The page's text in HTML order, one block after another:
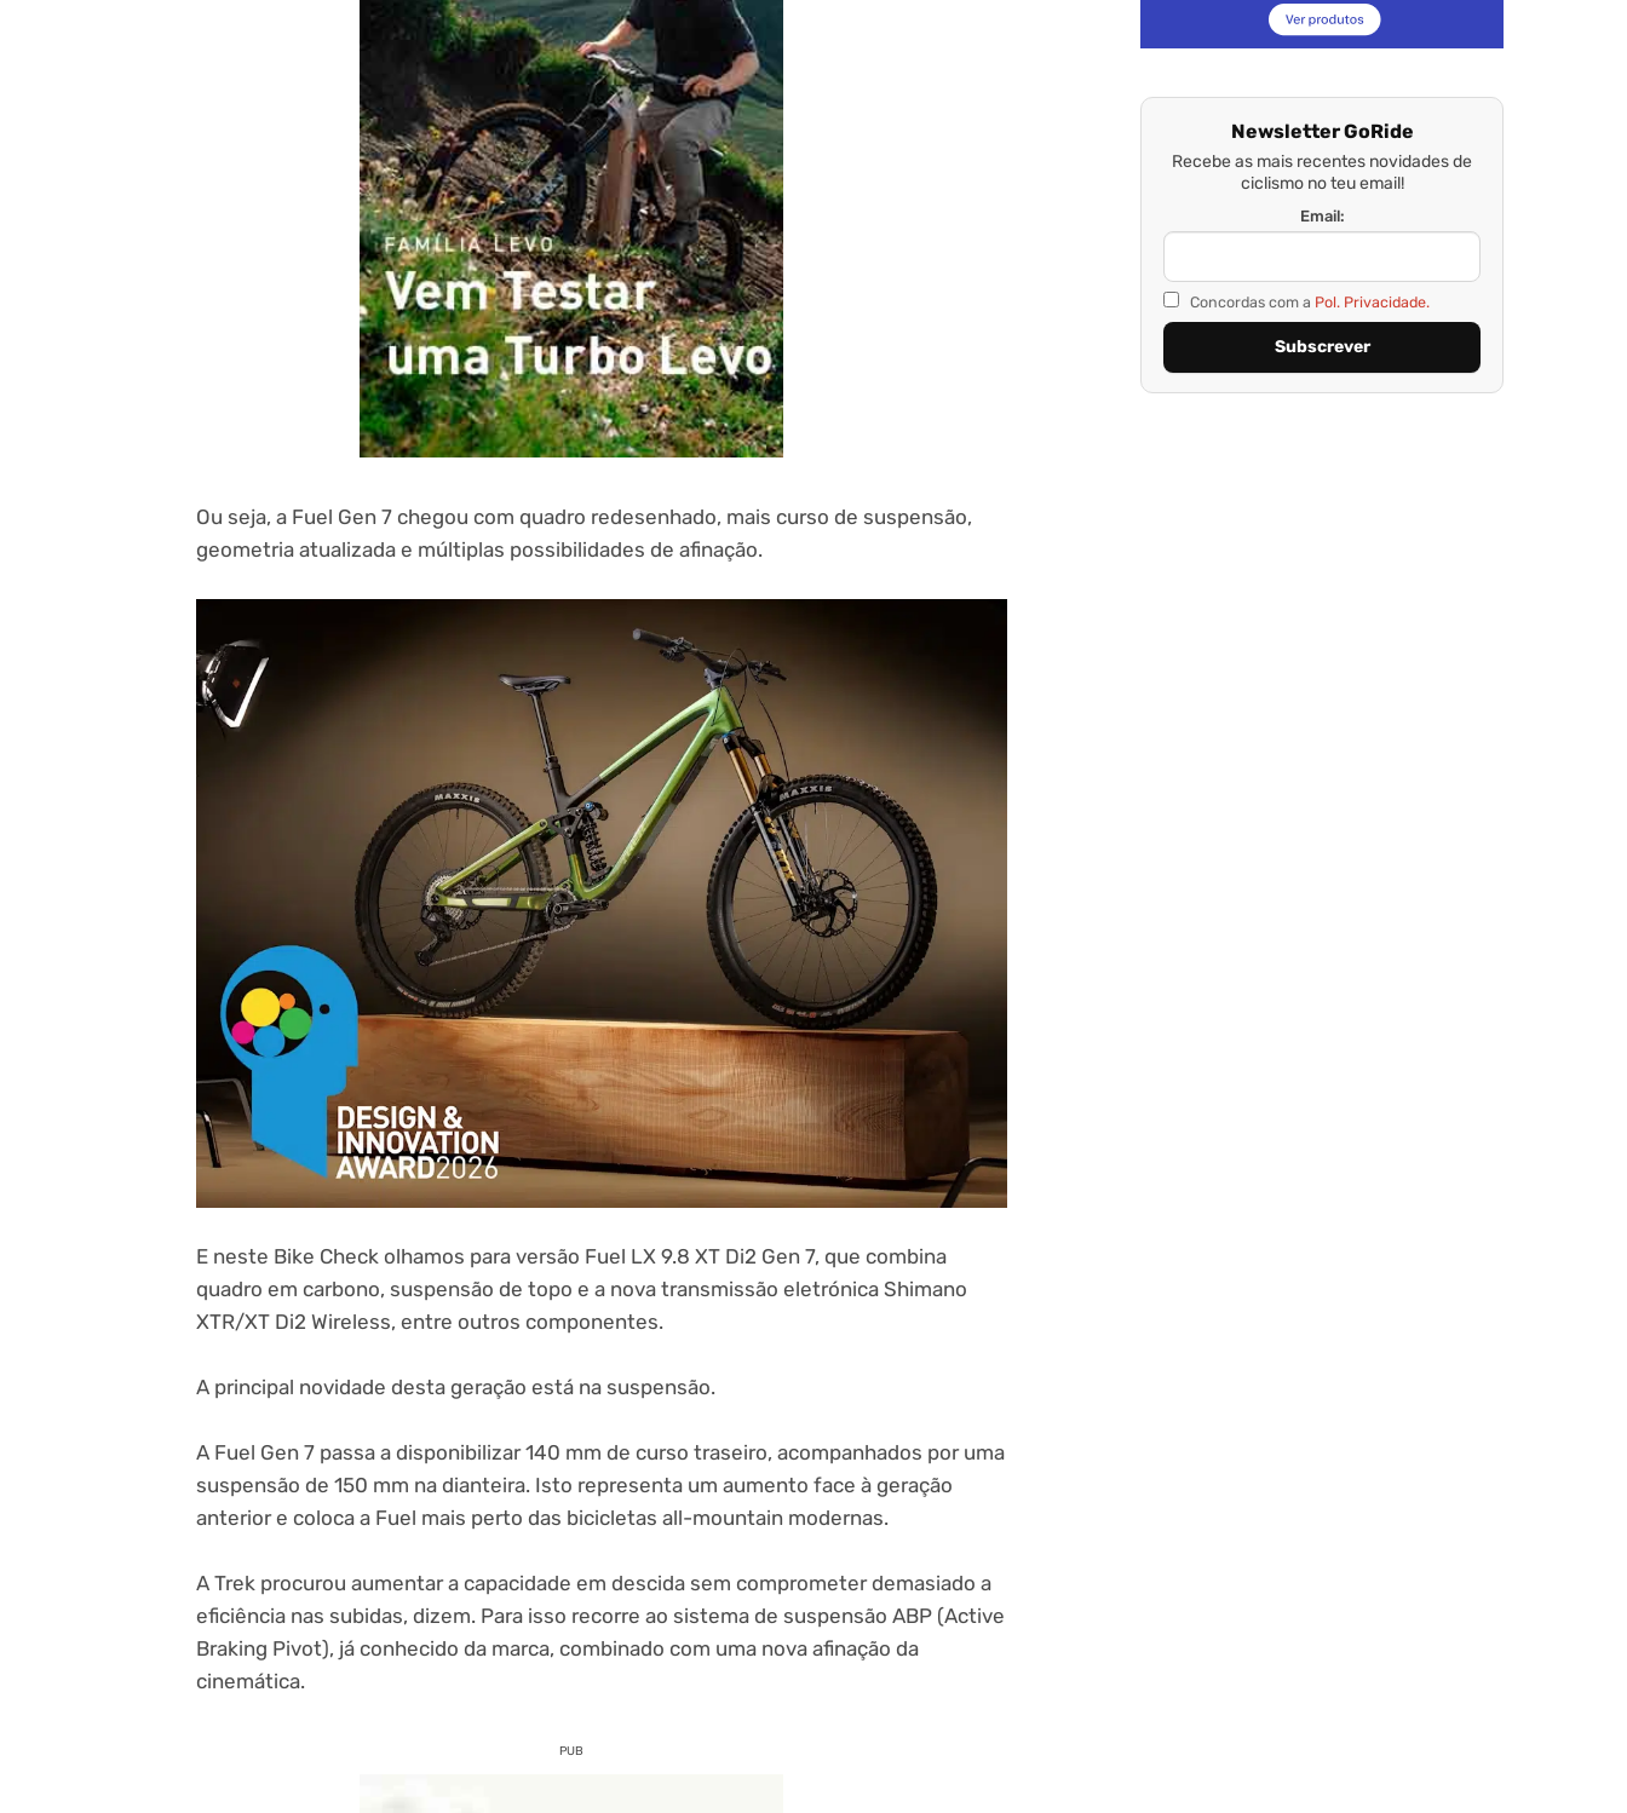
Ou seja, a Fuel Gen 7 chegou com quadro redesenhado, mais curso de suspensão,
geometria atualizada e múltiplas possibilidades de afinação.
E neste Bike Check olhamos para versão Fuel LX 9.8 XT Di2 Gen 7, que combina
quadro em carbono, suspensão de topo e a nova transmissão eletrónica Shimano
XTR/XT Di2 Wireless, entre outros componentes.
A principal novidade desta geração está na suspensão.
A Fuel Gen 7 passa a disponibilizar 140 mm de curso traseiro, acompanhados por uma
suspensão de 150 mm na dianteira. Isto representa um aumento face à geração
anterior e coloca a Fuel mais perto das bicicletas all-mountain modernas.
A Trek procurou aumentar a capacidade em descida sem comprometer demasiado a
eficiência nas subidas, dizem. Para isso recorre ao sistema de suspensão ABP (Active
Braking Pivot), já conhecido da marca, combinado com uma nova afinação da
cinemática.
PUB
Newsletter GoRide
Recebe as mais recentes novidades de
ciclismo no teu email!
Email:
Concordas com a Pol. Privacidade.